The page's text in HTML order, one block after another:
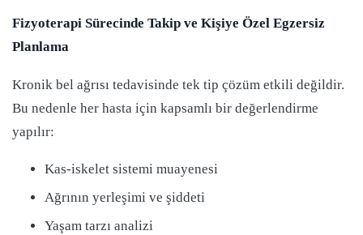
Fizyoterapi Sürecinde Takip ve Kişiye Özel Egzersiz
Planlama
Kronik bel ağrısı tedavisinde tek tip çözüm etkili değildir.
Bu nedenle her hasta için kapsamlı bir değerlendirme
yapılır:
Kas-iskelet sistemi muayenesi
Ağrının yerleşimi ve şiddeti
Yaşam tarzı analizi